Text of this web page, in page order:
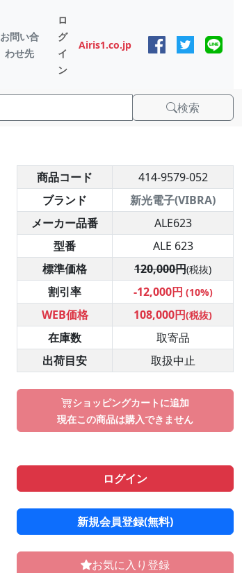
お問い合
わせ先
ロ
グ
イ
ン
Airis1.co.jp
検索
商品コード
414-9579-052
ブランド
新光電子(VIBRA)
メーカー品番
ALE623
型番
ALE 623
標準価格
120,000円(税抜)
割引率 -12,000円 (10%)
WEB価格 108,000円(税抜)
在庫数
取寄品
出荷目安
取扱中止
ショッピングカートに追加
現在この商品は購入できません
ログイン
新規会員登録(無料)
お気に入り登録